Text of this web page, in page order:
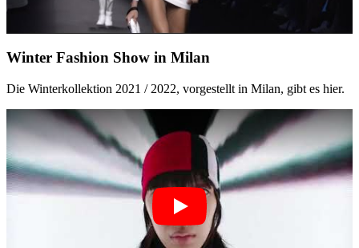
Winter Fashion Show in Milan
Die Winterkollektion 2021 / 2022, vorgestellt in Milan, gibt es hier.